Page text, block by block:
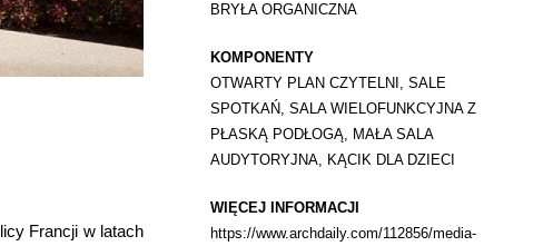
Francji w latach
BRYŁA ORGANICZNA
KOMPONENTY
OTWARTY PLAN CZYTELNI, SALE
SPOTKAŃ, SALA WIELOFUNKCYJNA Z
PŁASKĄ PODŁOGĄ, MAŁA SALA
AUDYTORYJNA, KĄCIK DLA DZIECI
WIĘCEJ INFORMACJI
https://www.archdaily.com/112856/media-